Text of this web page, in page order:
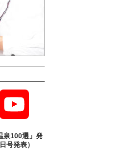
Channel
泉100選」発
号発表）